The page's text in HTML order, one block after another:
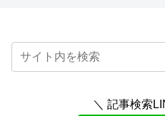
＼ 記事検索